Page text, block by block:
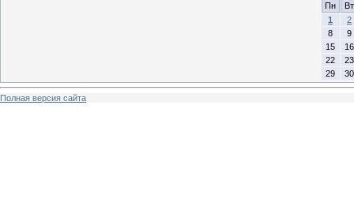
Пн
Вт
1
2
8
9
15
16
22
23
29
30
Полная версия сайта